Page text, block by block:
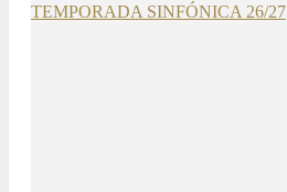
TEMPORADA SINFÓNICA 26/27